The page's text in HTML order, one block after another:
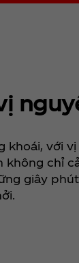
khoái, với
không chỉ
giây